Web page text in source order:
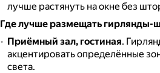
лучше растянуть на окне без
Где лучше размещать гирлянды-
Приёмный зал, гостиная.
акцентировать определённые
света.